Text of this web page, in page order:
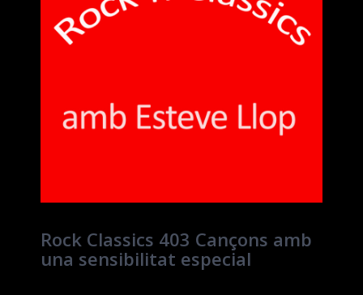
Rock Classics 403 Cançons amb
una sensibilitat especial